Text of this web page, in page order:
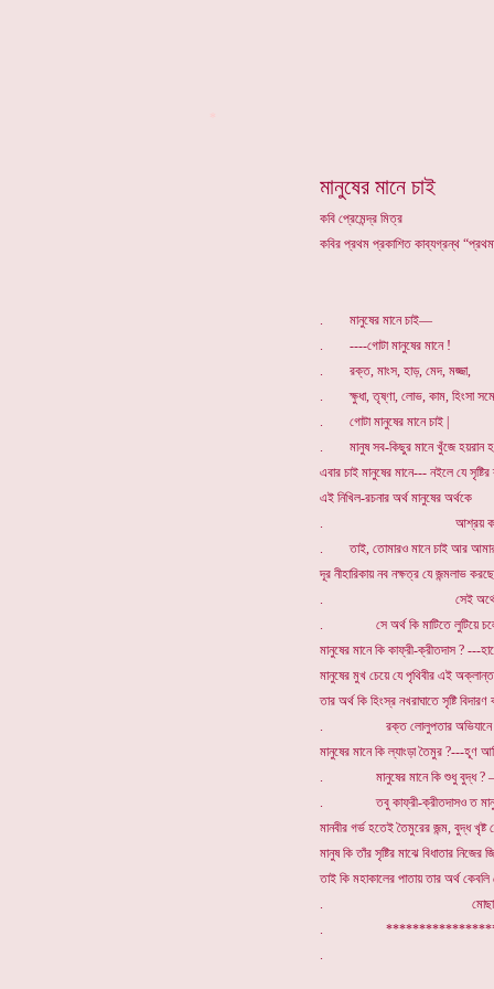
মানুষের মানে চাই
কবি প্রেমেন্দ্র মিত্র
কবির প্রথম প্রকাশিত কাব্যগ্রন্থ
. মানুষের মানে চাই—
. ----গোটা মানুষের মানে !
. রক্ত, মাংস, হাড়, মেদ, মজ্জা,
. ক্ষুধা, তৃষ্ণা, লোভ, কাম, হিংসা
. গোটা মানুষের মানে চাই |
. মানুষ সব-কিছুর মানে খুঁজে হয়রান
এবার চাই মানুষের মানে--- নইলে যে সৃষ্টির
এই নিখিল-রচনার অর্থ মানুষের অর্থকে
. আশ্রয় করে’
. তাই, তোমারও মানে চাই আর
দূর নীহারিকায় নব নক্ষত্র যে জন্মলাভ করছে
. সেই অর্থের
. সে অর্থ কি মাটিতে লুটিয়ে
মানুষের মানে কি কাফ্রী-ক্রীতদাস ? ---
মানুষের মুখ চেয়ে যে পৃথিবীর এই
তার অর্থ কি হিংস্র নখরাঘাতে সৃষ্টি
. রক্ত লোলুপতার অভিযানে
মানুষের মানে কি ল্যাংড়া তৈমুর ?---হূণ
. মানুষের মানে কি শুধু বুদ্ধ ? –
. তবু কাফ্রী-ক্রীতদাসও ত
মানবীর গর্ভ হতেই তৈমুরের জন্ম, বুদ্ধ খৃষ্ট
মানুষ কি তাঁর সৃষ্টির মাঝে বিধাতার নিজের
তাই কি মহাকালের পাতায় তার অর্থ
. মোছা
.